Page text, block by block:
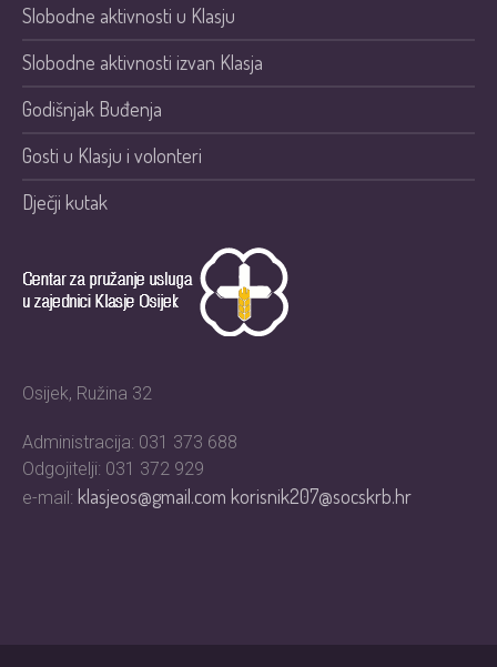
Slobodne aktivnosti u Klasju
Slobodne aktivnosti izvan Klasja
Godišnjak Buđenja
Gosti u Klasju i volonteri
Dječji kutak
Osijek, Ružina 32
Administracija: 031 373 688
Odgojitelji: 031 372 929
e-mail: klasjeos@gmail.comkorisnik207@socskrb.hr